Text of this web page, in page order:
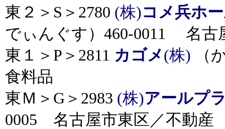
東２＞S＞2780 (株)コメ兵ホ
でぃんぐす）460-0011 名古
東１＞P＞2811 カゴメ(株)
（
食料品
東Ｍ＞G＞2983 (株)アールプ
0005 名古屋市東区／不動産